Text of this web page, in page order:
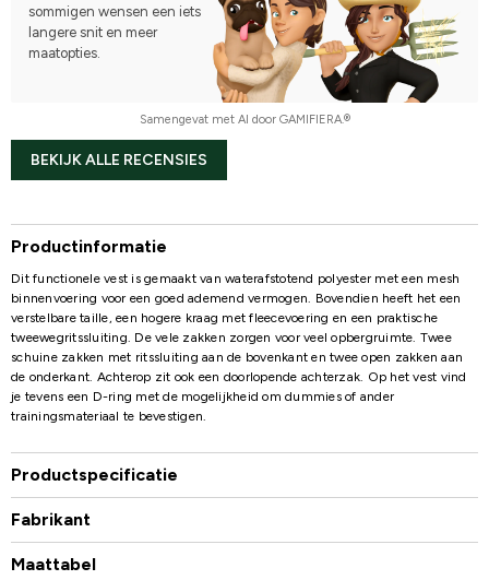
sommigen wensen een iets
langere snit en meer
maatopties.
Samengevat met AI door GAMIFIERA.®
BEKIJK ALLE RECENSIES
Productinformatie
Dit functionele vest is gemaakt van waterafstotend polyester met een mesh
binnenvoering voor een goed ademend vermogen. Bovendien heeft het een
verstelbare taille, een hogere kraag met fleecevoering en een praktische
tweewegritssluiting. De vele zakken zorgen voor veel opbergruimte. Twee
schuine zakken met ritssluiting aan de bovenkant en twee open zakken aan
de onderkant. Achterop zit ook een doorlopende achterzak. Op het vest vind
je tevens een D-ring met de mogelijkheid om dummies of ander
trainingsmateriaal te bevestigen.
Productspecificatie
Fabrikant
Maattabel